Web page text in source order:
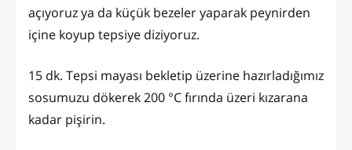
açıyoruz ya da küçük bezeler yaparak peynirden
içine koyup tepsiye diziyoruz.
15 dk. Tepsi mayası bekletip üzerine hazırladığımız
sosumuzu dökerek 200 °C fırında üzeri kızarana
kadar pişirin.